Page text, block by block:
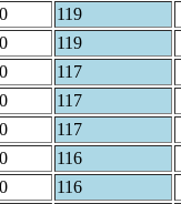
119
119
117
117
117
116
116